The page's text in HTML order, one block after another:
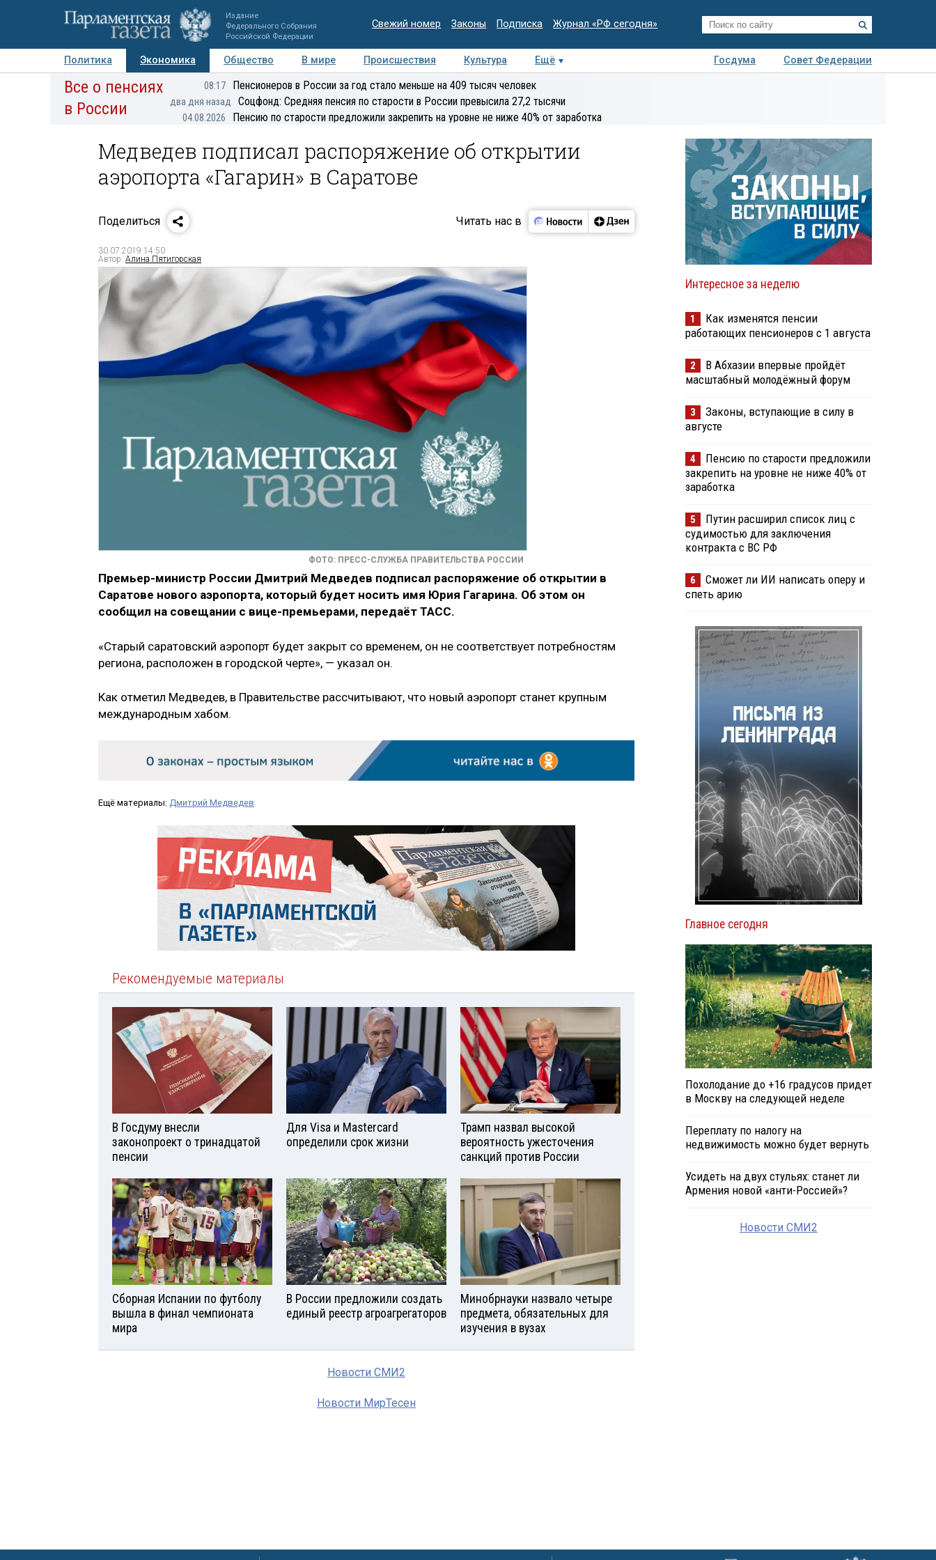
Издание
Федерального Собрания
Российской Федерации
Свежий номер Законы Подписка Журнал «РФ сегодня»
Политика Экономика Общество В мире Происшествия Культура Ещё Госдума
Совет Федерации
Авторы Персоны Мнения Регионы Медиацентр Интервью Колумнисты
Все о пенсиях
в России
08:17 Пенсионеров в России за год стало меньше на 409 тысяч человек
два дня назад Соцфонд: Средняя пенсия по старости в России превысила 27,2 тысячи
04.08.2026 Пенсию по старости предложили закрепить на уровне не ниже 40% от заработка
Медведев подписал распоряжение об открытии
аэропорта «Гагарин» в Саратове
Поделиться Читать нас в
30.07.2019 14:50
Автор: Алина Пятигорская
ФОТО: ПРЕСС-СЛУЖБА ПРАВИТЕЛЬСТВА РОССИИ
Премьер-министр России Дмитрий Медведев подписал распоряжение об открытии в
Саратове нового аэропорта, который будет носить имя Юрия Гагарина. Об этом он
сообщил на совещании с вице-премьерами, передаёт ТАСС.
«Старый саратовский аэропорт будет закрыт со временем, он не соответствует потребностям
региона, расположен в городской черте», — указал он.
Как отметил Медведев, в Правительстве рассчитывают, что новый аэропорт станет крупным
международным хабом.
Ещё материалы: Дмитрий Медведев
Рекомендуемые материалы
В Госдуму внесли
законопроект о тринадцатой
пенсии
Для Visа и Mastercard
определили срок жизни
Трамп назвал высокой
вероятность ужесточения
санкций против России
Сборная Испании по футболу
вышла в финал чемпионата
мира
В России предложили создать
единый реестр агроагрегаторов
Минобрнауки назвало четыре
предмета, обязательных для
изучения в вузах
Новости СМИ2
Новости МирТесен
Интересное за неделю
1
Как изменятся пенсии
работающих пенсионеров с 1 августа
2
В Абхазии впервые пройдёт
масштабный молодёжный форум
3
Законы, вступающие в силу в
августе
4
Пенсию по старости предложили
закрепить на уровне не ниже 40% от
заработка
5
Путин расширил список лиц с
судимостью для заключения
контракта с ВС РФ
6
Сможет ли ИИ написать оперу и
спеть арию
Главное сегодня
Похолодание до +16 градусов придет
в Москву на следующей неделе
Переплату по налогу на
недвижимость можно будет вернуть
Усидеть на двух стульях: станет ли
Армения новой «анти-Россией»?
Новости СМИ2